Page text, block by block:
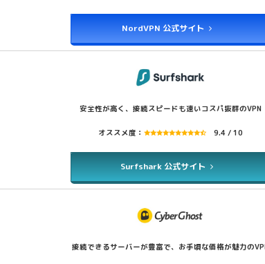
NordVPN 公式サイト
安全性が高く、接続スピードも速いコスパ抜群のVPN
オススメ度： 9.4 / 10
Surfshark 公式サイト
接続できるサーバーが豊富で、お手頃な価格が魅力の